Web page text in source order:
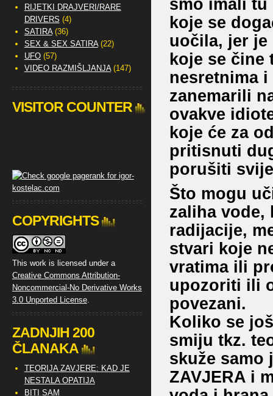
koje se
uočila, jer je
koje se čine
nesretnima
zanemarili
ovakve
koje će za
pritisnuti
porušiti
Što mogu
zaliha vode,
radijacije,
stvari koje
vratima ili
upozoriti ili
povezani.
Koliko se
smiju tkz.
skuže samo
ZAVJERA i
RIJETKI DRAJVERI/RARE
DRIVERS (4)
SATIRA(36)
SEX & SEX SATIRA(22)
UFO(57)
VIDEO RAZMIŠLJANJA(147)
VISITOR COUNTER
COPYRIGHTS
This work is licensed under a
Creative Commons Attribution-
Noncommercial-No Derivative Works
3.0 Unported License.
ZADNJIH 200
ČLANAKA
TEORIJA ZAVJERE: KAD JE
NESTALA OPATIJA
BITI SAM